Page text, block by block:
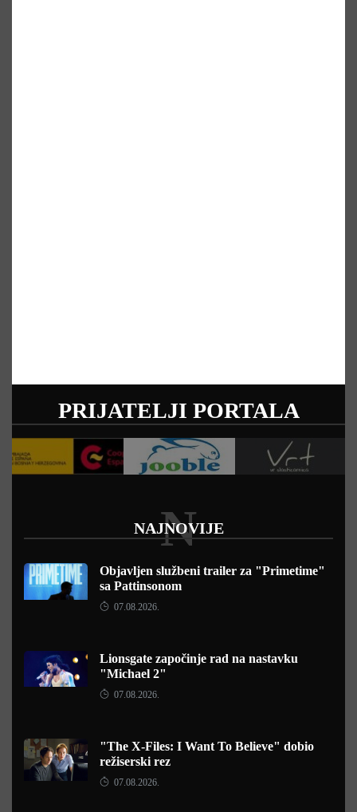
PRIJATELJI PORTALA
NAJNOVIJE
N
Objavljen službeni trailer za "Primetime"
sa Pattinsonom
07.08.2026.
Lionsgate započinje rad na nastavku
"Michael 2"
07.08.2026.
"The X-Files: I Want To Believe" dobio
režiserski rez
07.08.2026.